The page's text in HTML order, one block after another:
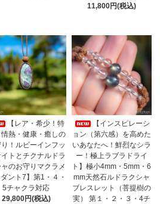
11,800円(税込)
【レア・希少！特
情熱・健康・癒しの
り！ルビーインフッ
イトとチクナルドラ
ャのお守りマクラメ
ント7】第1・４・
5チャクラ対応
29,800円(税込)
【インスピレーシ
ョン（第六感）を高めた
いあなたへ！鮮烈なシラ
ー！極上ラブラドライ
ト】極小4mm・5mm・6
mm天然石ルドラクシャ
ブレスレット（菩提樹の
実） 第１・２・３・4チ